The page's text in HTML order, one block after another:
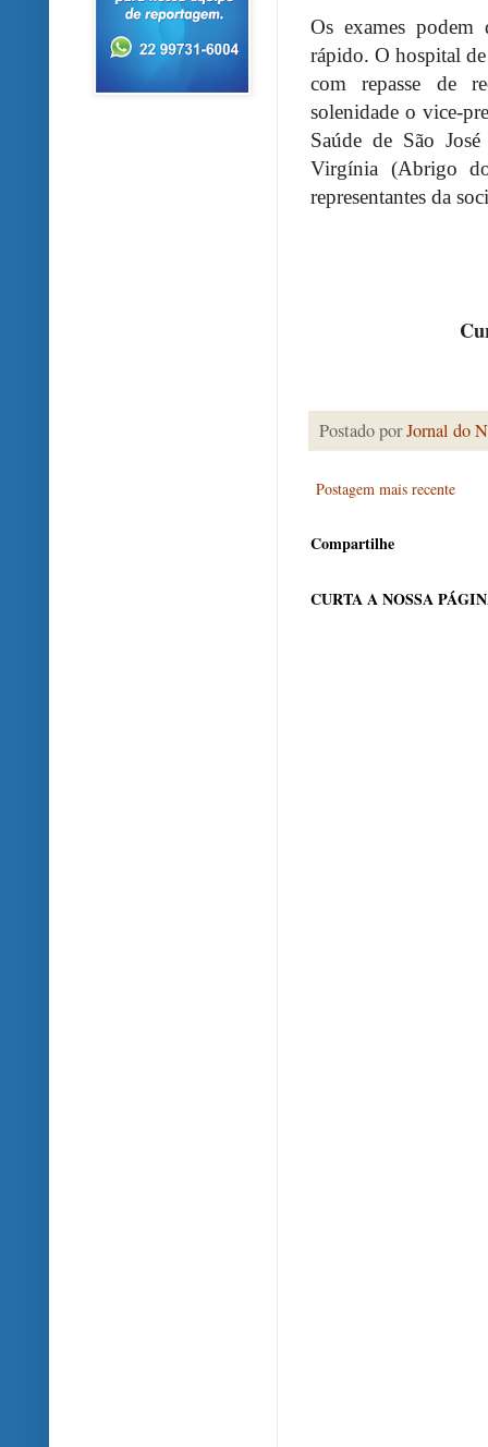
Os exames podem
rápido. O hospital
com repasse de
solenidade o vice-
Saúde de São
Virgínia (Abrigo
representantes da
Postado porJornal do
Postagem mais recente
Compartilhe
CURTA A NOSSA